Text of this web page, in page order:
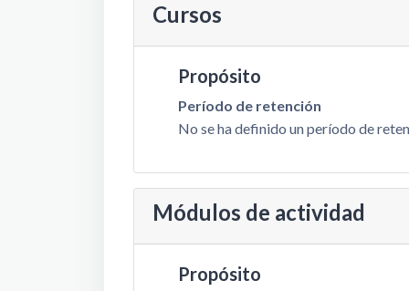
Cursos
Propósito
Período de retención
No se ha definido un período de
Módulos de actividad
Propósito